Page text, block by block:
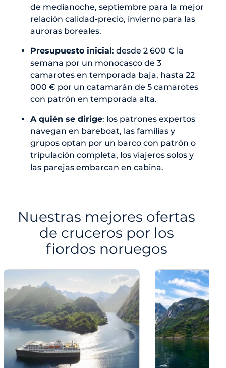
de medianoche, septiembre para la mejor
relación calidad-precio, invierno para las
auroras boreales.
Presupuesto inicial: desde 2 600 € la
semana por un monocasco de 3
camarotes en temporada baja, hasta 22
000 € por un catamarán de 5 camarotes
con patrón en temporada alta.
A quién se dirige: los patrones expertos
navegan en bareboat, las familias y
grupos optan por un barco con patrón o
tripulación completa, los viajeros solos y
las parejas embarcan en cabina.
Nuestras mejores ofertas
de cruceros por los
fiordos noruegos